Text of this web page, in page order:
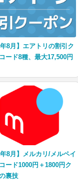
年8月】エアトリの割引ク
ード8種、最大17,500円
年8月】メルカリ/メルペイ
ード1000円＋1800円ク
裏技